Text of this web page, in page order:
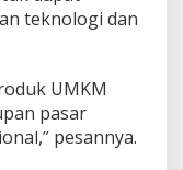
teknologi dan
UMKM
pasar
pesannya.